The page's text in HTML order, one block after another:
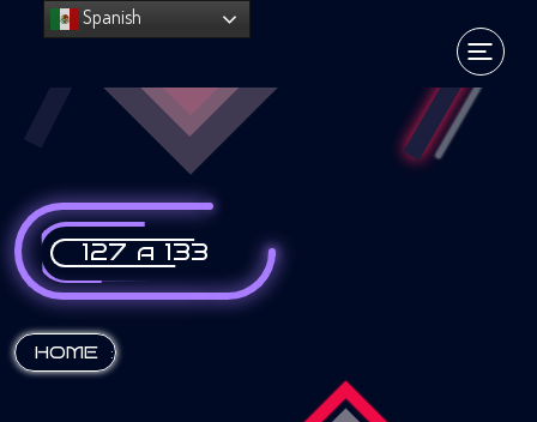
127 a 133
HOME :
Spanish